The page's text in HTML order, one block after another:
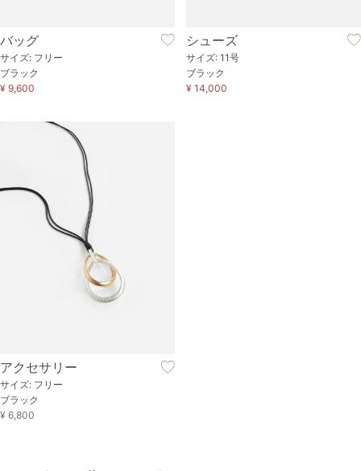
バッグ
サイズ: フリー
ブラック
¥ 9,600
シューズ
サイズ: 11号
ブラック
¥ 14,000
アクセサリー
サイズ: フリー
ブラック
¥ 6,800